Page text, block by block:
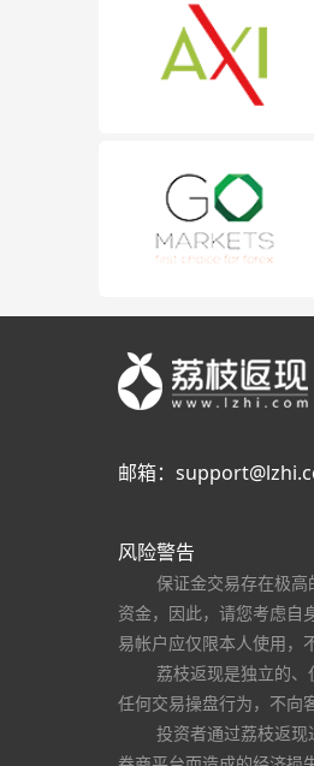
邮箱：
风险警告
保证金交易存在极
资金，因此，请您考虑自
易帐户应仅限本人使用，
荔枝返现是独立的
任何交易操盘行为，不向
投资者通过荔枝返